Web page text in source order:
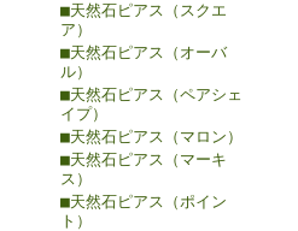
■天然石ピアス（スクエ
ア）
■天然石ピアス（オーバ
ル）
■天然石ピアス（ペアシェ
イプ）
■天然石ピアス（マロン）
■天然石ピアス（マーキ
ス）
■天然石ピアス（ポイン
ト）